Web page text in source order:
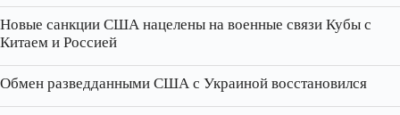
Новые санкции США нацелены на военные связи Кубы с
Китаем и Россией
Обмен разведданными США с Украиной восстановился